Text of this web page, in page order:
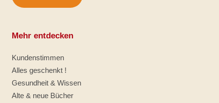
Mehr entdecken
Kundenstimmen
Alles geschenkt !
Gesundheit & Wissen
Alte & neue Bücher